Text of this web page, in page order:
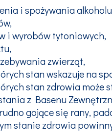
i spożywania
i wyrobów tytoniowych,
zwierząt,
stan wskazuje na
stan zdrowia może
z Basenu
gojące się rany,
stanie zdrowia